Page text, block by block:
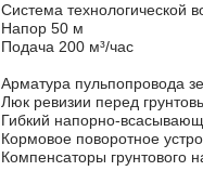
Система технологической
Напор 50 м
Подача 200 м³/час
Арматура пульпопровода
Люк ревизии перед
Гибкий напорно-
Кормовое поворотное
Компенсаторы грунтового